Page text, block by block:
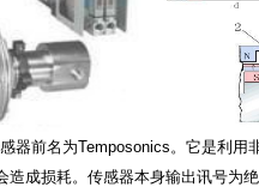
器前名为Temposonics。它是利用
造成损耗。传感器本身输出讯号为